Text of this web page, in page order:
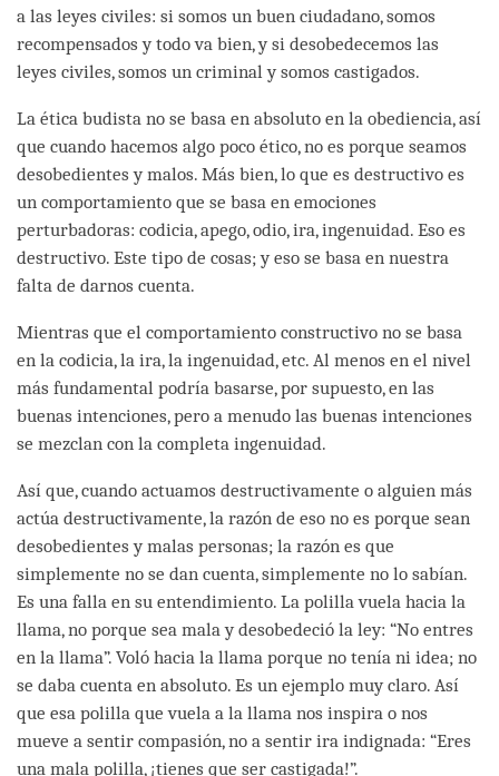
a las leyes civiles: si somos un buen ciudadano, somos
recompensados y todo va bien, y si desobedecemos las
leyes civiles, somos un criminal y somos castigados.
La ética budista no se basa en absoluto en la obediencia, así
que cuando hacemos algo poco ético, no es porque seamos
desobedientes y malos. Más bien, lo que es destructivo es
un comportamiento que se basa en emociones
perturbadoras: codicia, apego, odio, ira, ingenuidad. Eso es
destructivo. Este tipo de cosas; y eso se basa en nuestra
falta de darnos cuenta.
Mientras que el comportamiento constructivo no se basa
en la codicia, la ira, la ingenuidad, etc. Al menos en el nivel
más fundamental podría basarse, por supuesto, en las
buenas intenciones, pero a menudo las buenas intenciones
se mezclan con la completa ingenuidad.
Así que, cuando actuamos destructivamente o alguien más
actúa destructivamente, la razón de eso no es porque sean
desobedientes y malas personas; la razón es que
simplemente no se dan cuenta, simplemente no lo sabían.
Es una falla en su entendimiento. La polilla vuela hacia la
llama, no porque sea mala y desobedeció la ley: “No entres
en la llama”. Voló hacia la llama porque no tenía ni idea; no
se daba cuenta en absoluto. Es un ejemplo muy claro. Así
que esa polilla que vuela a la llama nos inspira o nos
mueve a sentir compasión, no a sentir ira indignada: “Eres
una mala polilla, ¡tienes que ser castigada!”.